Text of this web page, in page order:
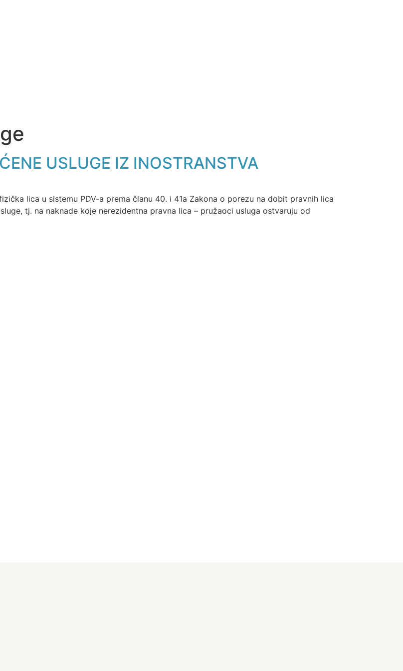
USLUGE IZ INOSTRANSTVA
lica u sistemu PDV-a prema članu 40. i 41a Zakona o porezu na dobit pravnih lica
tj. na naknade koje nerezidentna pravna lica – pružaoci usluga ostvaruju od